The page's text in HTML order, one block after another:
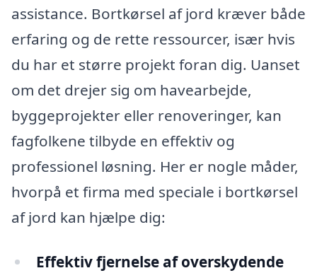
assistance. Bortkørsel af jord kræver både
erfaring og de rette ressourcer, især hvis
du har et større projekt foran dig. Uanset
om det drejer sig om havearbejde,
byggeprojekter eller renoveringer, kan
fagfolkene tilbyde en effektiv og
professionel løsning. Her er nogle måder,
hvorpå et firma med speciale i bortkørsel
af jord kan hjælpe dig:
Effektiv fjernelse af overskydende